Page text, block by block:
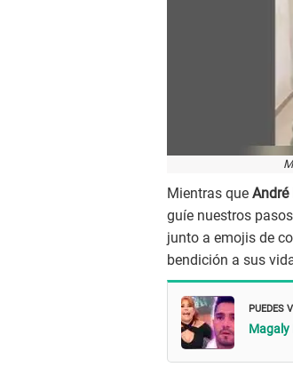
Mientras que
guíe nuestros
junto a emojis de
bendición a sus
PUEDES
Magaly